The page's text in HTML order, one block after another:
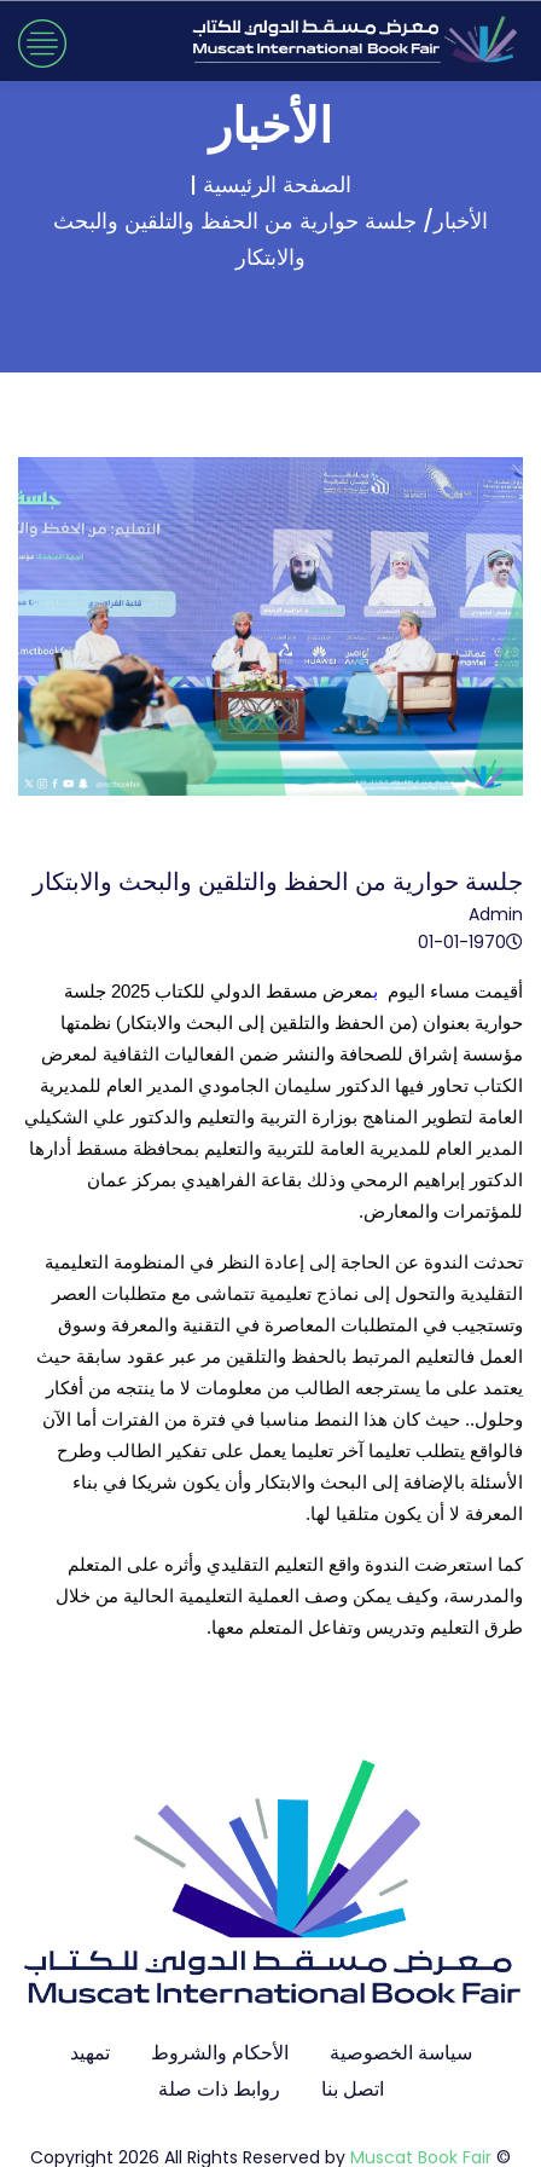
الأخبار
الصفحة الرئيسية |
الأخبار/ جلسة حوارية من الحفظ والتلقين والبحث
والابتكار
جلسة حوارية من الحفظ والتلقين والبحث والابتكار
Admin
01-01-1970
أقيمت مساء اليوم بمعرض مسقط الدولي للكتاب 2025
جلسة
حوارية بعنوان (من الحفظ والتلقين إلى البحث والابتكار) نظمتها
مؤسسة إشراق للصحافة والنشر ضمن الفعاليات الثقافية لمعرض
الكتاب تحاور فيها الدكتور سليمان الجامودي المدير العام للمديرية
العامة لتطوير المناهج بوزارة التربية والتعليم والدكتور علي الشكيلي
المدير العام للمديرية العامة للتربية والتعليم بمحافظة مسقط أدارها
الدكتور إبراهيم الرمحي وذلك بقاعة الفراهيدي بمركز عمان
للمؤتمرات والمعارض.
تحدثت الندوة عن الحاجة إلى إعادة النظر في المنظومة التعليمية
التقليدية والتحول إلى نماذج تعليمية تتماشى مع متطلبات العصر
وتستجيب في المتطلبات المعاصرة في التقنية والمعرفة وسوق
العمل فالتعليم المرتبط بالحفظ والتلقين مر عبر عقود سابقة حيث
يعتمد على ما يسترجعه الطالب من معلومات لا ما ينتجه من أفكار
وحلول.. حيث كان هذا النمط مناسبا في فترة من الفترات أما الآن
فالواقع يتطلب تعليما آخر تعليما يعمل على تفكير الطالب وطرح
الأسئلة بالإضافة إلى البحث والابتكار وأن يكون شريكا في بناء
المعرفة لا أن يكون متلقيا لها.
كما استعرضت الندوة واقع التعليم التقليدي وأثره على المتعلم
والمدرسة، وكيف يمكن وصف العملية التعليمية الحالية من خلال
طرق التعليم وتدريس وتفاعل المتعلم معها.
سياسة الخصوصية الأحكام والشروط
تمهيد
اتصل بنا
روابط ذات صلة
© Copyright 2026 All Rights Reserved by
Muscat Book Fair